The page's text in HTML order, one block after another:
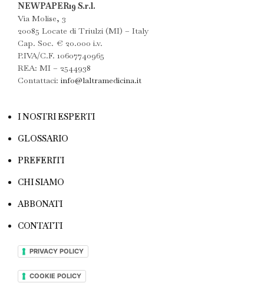
NEWPAPER19 S.r.l.
Via Molise, 3
20085 Locate di Triulzi (MI) – Italy
Cap. Soc. € 20.000 i.v.
P.IVA/C.F. 10607740965
REA: MI – 2544938
Contattaci: info@laltramedicina.it
I NOSTRI ESPERTI
GLOSSARIO
PREFERITI
CHI SIAMO
ABBONATI
CONTATTI
PRIVACY POLICY
COOKIE POLICY